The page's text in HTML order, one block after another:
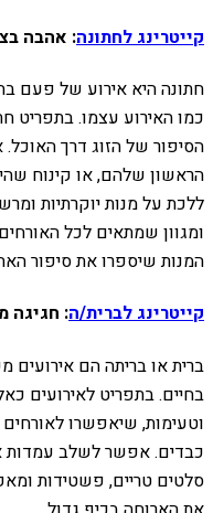
קייטרינג לחתונה: אהבה
חתונה היא אירוע של פעם
כמו האירוע עצמו.
הסיפור של הזוג דרך
הראשון שלהם, או קינוח
ללכת על מנות יוקרתיות
ומגוון שמתאים לכל
המנות שיספרו את סיפור
קייטרינג לברית/ה: חגיגה
ברית או בריתה הם אירועים
בחיים. בתפריט לאירועים
וטעימות, שיאפשרו
כבדים. אפשר לשלב עמדות
סלטים טריים, פשטידות